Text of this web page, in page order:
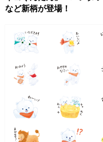
など新柄が登場！